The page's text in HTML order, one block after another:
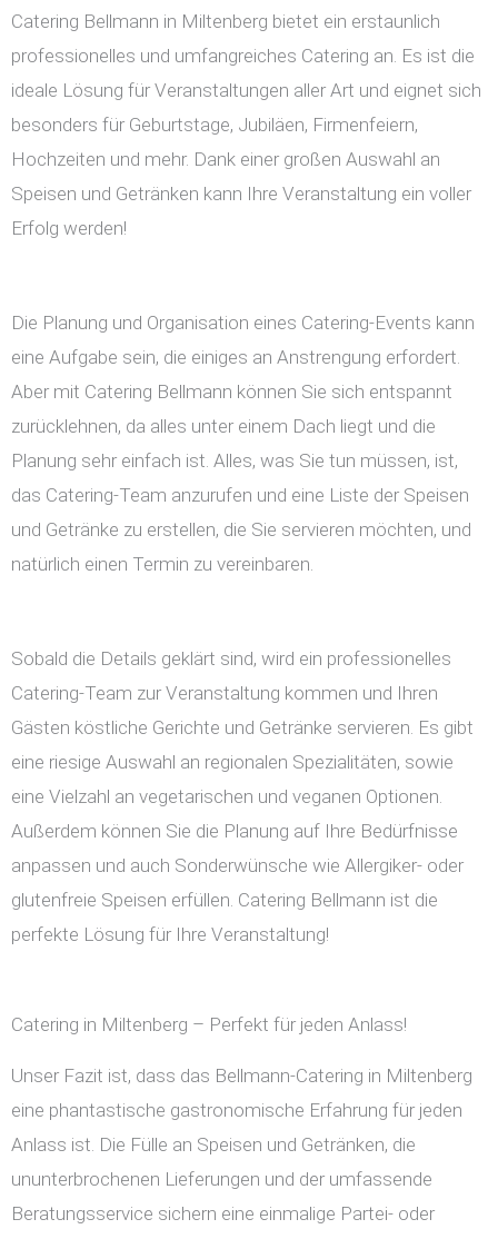
Catering Bellmann in Miltenberg bietet ein erstaunlich
professionelles und umfangreiches Catering an. Es ist die
ideale Lösung für Veranstaltungen aller Art und eignet sich
besonders für Geburtstage, Jubiläen, Firmenfeiern,
Hochzeiten und mehr. Dank einer großen Auswahl an
Speisen und Getränken kann Ihre Veranstaltung ein voller
Erfolg werden!
Die Planung und Organisation eines Catering-Events kann
eine Aufgabe sein, die einiges an Anstrengung erfordert.
Aber mit Catering Bellmann können Sie sich entspannt
zurücklehnen, da alles unter einem Dach liegt und die
Planung sehr einfach ist. Alles, was Sie tun müssen, ist,
das Catering-Team anzurufen und eine Liste der Speisen
und Getränke zu erstellen, die Sie servieren möchten, und
natürlich einen Termin zu vereinbaren.
Sobald die Details geklärt sind, wird ein professionelles
Catering-Team zur Veranstaltung kommen und Ihren
Gästen köstliche Gerichte und Getränke servieren. Es gibt
eine riesige Auswahl an regionalen Spezialitäten, sowie
eine Vielzahl an vegetarischen und veganen Optionen.
Außerdem können Sie die Planung auf Ihre Bedürfnisse
anpassen und auch Sonderwünsche wie Allergiker- oder
glutenfreie Speisen erfüllen. Catering Bellmann ist die
perfekte Lösung für Ihre Veranstaltung!
Catering in Miltenberg – Perfekt für jeden Anlass!
Unser Fazit ist, dass das Bellmann-Catering in Miltenberg
eine phantastische gastronomische Erfahrung für jeden
Anlass ist. Die Fülle an Speisen und Getränken, die
ununterbrochenen Lieferungen und der umfassende
Beratungsservice sichern eine einmalige Partei- oder